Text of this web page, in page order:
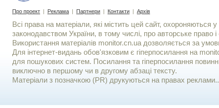
Про проект | Реклама | Партнери | Контакти | Архів
Всі права на матеріали, які містить цей сайт, охороняються у
законодавством України, в тому числі, про авторське право і
Використання матерiалiв monitor.cn.ua дозволяється за
Для iнтернет-видань обов'язковим є гiперпосилання на
для пошукових систем. Посилання та гіперпосилання
виключно в першому чи в другому абзаці тексту.
Матеріали з позначкою (PR) друкуються на правах реклами..